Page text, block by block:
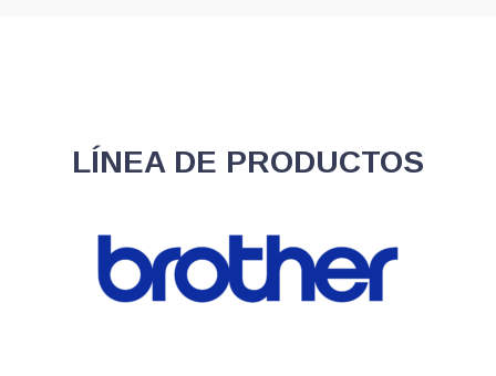
LÍNEA DE PRODUCTOS